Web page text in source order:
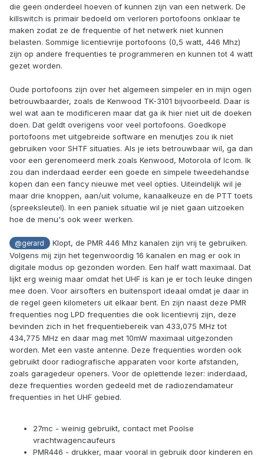
die geen onderdeel hoeven of kunnen zijn van een netwerk. De
killswitch is primair bedoeld om verloren portofoons onklaar te
maken zodat ze de frequentie of het netwerk niet kunnen
belasten. Sommige licentievrije portofoons (0,5 watt, 446 Mhz)
zijn op andere frequenties te programmeren en kunnen tot 4 watt
gezet worden.
Oude portofoons zijn over het algemeen simpeler en in mijn ogen
betrouwbaarder, zoals de Kenwood TK-3101 bijvoorbeeld. Daar is
wel wat aan te modificeren maar dat ga ik hier niet uit de doeken
doen. Dat geldt overigens voor veel portofoons. Goedkope
portofoons met uitgebreide software en menutjes zou ik niet
gebruiken voor SHTF situaties. Als je iets betrouwbaar wil, ga dan
voor een gerenomeerd merk zoals Kenwood, Motorola of Icom. Ik
zou dan inderdaad eerder een goede en simpele tweedehandse
kopen dan een fancy nieuwe met veel opties. Uiteindelijk wil je
maar drie knoppen, aan/uit volume, kanaalkeuze en de PTT toets
(spreeksleutel). In een paniek situatie wil je niet gaan uitzoeken
hoe de menu's ook weer werken.
@gerard
Klopt, de PMR 446 Mhz kanalen zijn vrij te gebruiken.
Volgens mij zijn het tegenwoordig 16 kanalen en mag er ook in
digitale modus op gezonden worden. Een half watt maximaal. Dat
lijkt erg weinig maar omdat het UHF is kan je er toch leuke dingen
mee doen. Voor airsofters en buitensport ideaal omdat je daar in
de regel geen kilometers uit elkaar bent. En zijn naast deze PMR
frequenties nog LPD frequenties die ook licentievrij zijn, deze
bevinden zich in het frequentiebereik van 433,075 MHz tot
434,775 MHz en daar mag met 10mW maximaal uitgezonden
worden. Met een vaste antenne. Deze frequenties worden ook
gebruikt door radiografische apparaten voor korte afstanden,
zoals garagedeur openers. Voor de oplettende lezer: inderdaad,
deze frequenties worden gedeeld met de radiozendamateur
frequenties in het UHF gebied.
27mc - weinig gebruikt, contact met Poolse
vrachtwagencaufeurs
PMR446 - drukker, maar vooral in gebruik door kinderen en